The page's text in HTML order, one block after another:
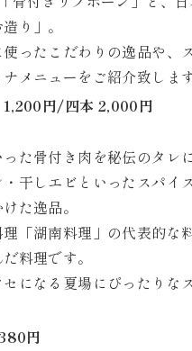
り」。
ったこだわりの逸品や、
メニューをご紹介致しま
1,200円/四本 2,000円
た骨付き肉を秘伝のタレ
干しエビといったスパイ
た逸品。
「湖南料理」の代表的な
料理です。
になる夏場にぴったりな
円